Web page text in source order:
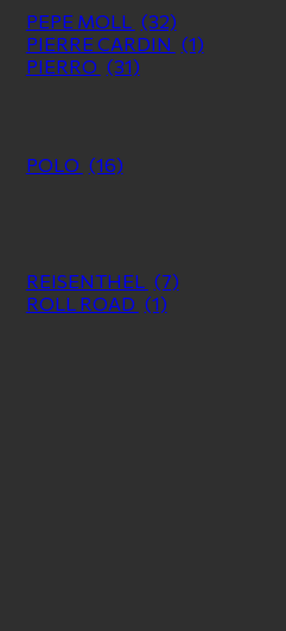
PEPE MOLL
(32)
PIERRE CARDIN (1)
PIERRO (31)
POLO (16)
REISENTHEL (7)
ROLL ROAD (1)